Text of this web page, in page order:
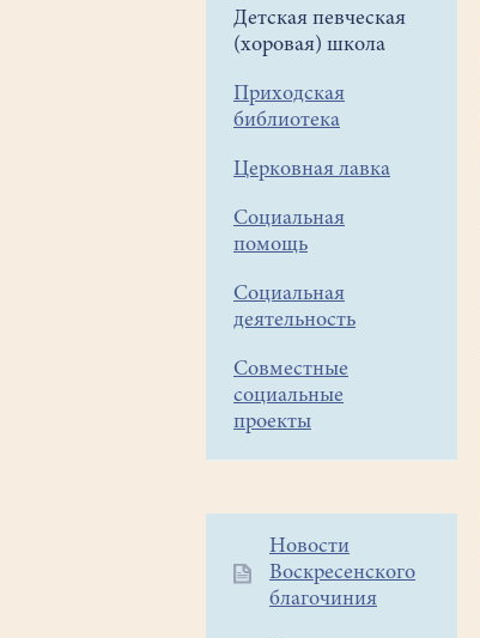
Детская певческая
(хоровая) школа
Приходская
библиотека
Церковная лавка
Социальная
помощь
Социальная
деятельность
Совместные
социальные
проекты
Дополнительное
меню
Новости
Воскресенского
благочиния